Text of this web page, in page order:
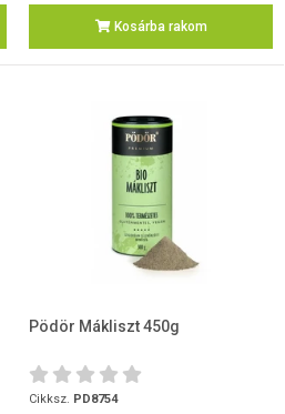
Kosárba rakom
Pödör Mákliszt 450g
Cikksz. PD8754